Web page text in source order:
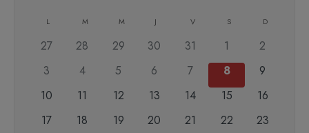
date.
Calendrier
Évènements
L M M J V S D
0
27
0
28
0
29
0
30
0
évènements
31
0
évènements
1
0
2
0
3
0
4
0
5
0
6
0
évènements
7
0
évènements
8
0
9
0
10
0
11
0
12
0
13
0
14
0
15
0
16
0
17
0
18
0
19
0
20
0
21
0
22
0
23